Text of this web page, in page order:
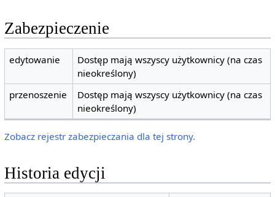
Zabezpieczenie
edytowanie
Dostęp mają wszyscy użytkownicy (na czas
nieokreślony)
przenoszenie
Dostęp mają wszyscy użytkownicy (na czas
nieokreślony)
Zobacz rejestr zabezpieczania dla tej strony.
Historia edycji